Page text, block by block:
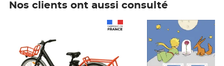
Nos clients ont aussi consulté
Prix 6,25€ HT